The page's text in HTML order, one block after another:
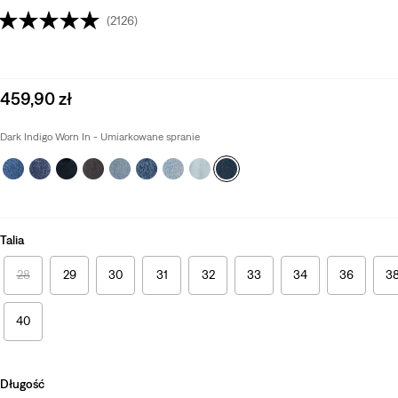
(2126)
Sale
is
459,90 zł
Dark Indigo Worn In - Umiarkowane spranie
Talia
28 29 30 31 32 33 34 36
40
Długość